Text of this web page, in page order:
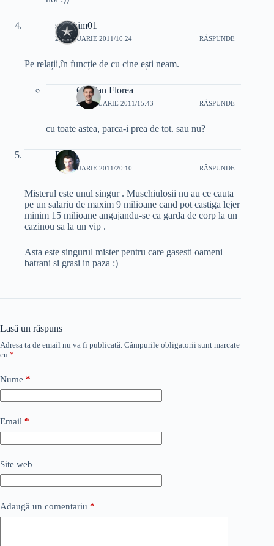
starchim01
25 IANUARIE 2011/10:24 RĂSPUNDE
Pe relații,în funcție de cu cine ești neam.
Cristian Florea
25 IANUARIE 2011/15:43 RĂSPUNDE
cu toate astea, parca-i prea de tot. sau nu?
Perfu
25 IANUARIE 2011/20:10 RĂSPUNDE
Misterul este unul singur . Muschiulosii nu au ce cauta
pe un salariu de maxim 9 milioane cand pot castiga lejer
minim 15 milioane angajandu-se ca garda de corp la un
cazinou sa la un vip .
Asta este singurul mister pentru care gasesti oameni
batrani si grasi in paza :)
Lasă un răspuns
Adresa ta de email nu va fi publicată. Câmpurile obligatorii sunt marcate
cu *
Nume *
Email *
Site web
Adaugă un comentariu *